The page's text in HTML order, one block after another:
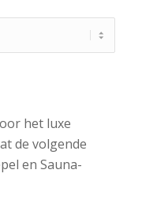
het luxe
de volgende
en Sauna-